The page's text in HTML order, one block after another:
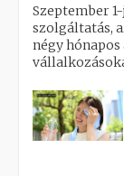
Szeptember
szolgáltatás,
négy